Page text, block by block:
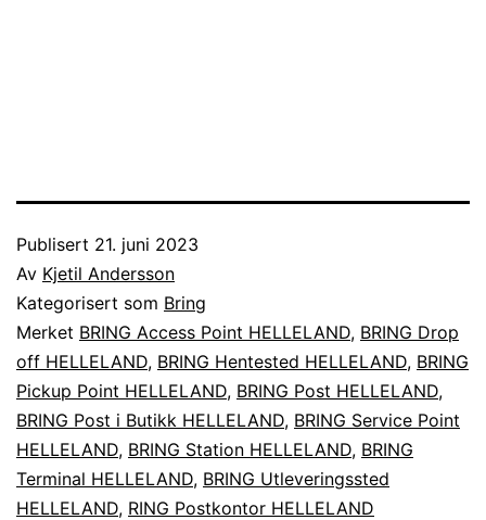
Publisert 21. juni 2023
Av Kjetil Andersson
Kategorisert som Bring
Merket BRING Access Point HELLELAND, BRING Drop
off HELLELAND, BRING Hentested HELLELAND, BRING
Pickup Point HELLELAND, BRING Post HELLELAND,
BRING Post i Butikk HELLELAND, BRING Service Point
HELLELAND, BRING Station HELLELAND, BRING
Terminal HELLELAND, BRING Utleveringssted
HELLELAND, RING Postkontor HELLELAND